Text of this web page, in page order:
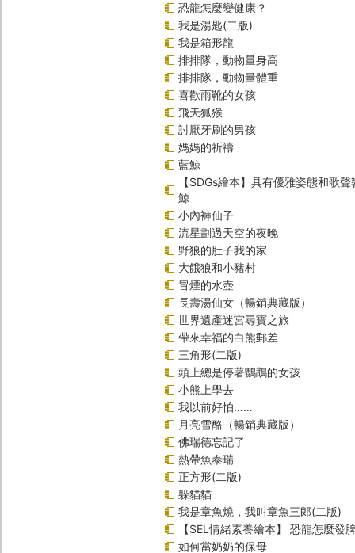
恐龍怎麼變健康？
我是湯匙(二版)
我是箱形龍
排排隊，動物量身高
排排隊，動物量體重
喜歡雨靴的女孩
飛天狐猴
討厭牙刷的男孩
媽媽的祈禱
藍鯨
【SDGs繪本】具有優雅姿態和歌
鯨
小內褲仙子
流星劃過天空的夜晚
野狼的肚子我的家
大餓狼和小豬村
冒煙的水壺
長壽湯仙女（暢銷典藏版）
世界遺產迷宮尋寶之旅
帶來幸福的白熊郵差
三角形(二版)
頭上總是停著鸚鵡的女孩
小熊上學去
我以前好怕……
月亮雪酪（暢銷典藏版）
佛瑞德忘記了
熱帶魚泰瑞
正方形(二版)
躲貓貓
我是章魚燒，我叫章魚三郎(二版)
【SEL情緒素養繪本】 恐龍怎麼發
如何當奶奶的保母